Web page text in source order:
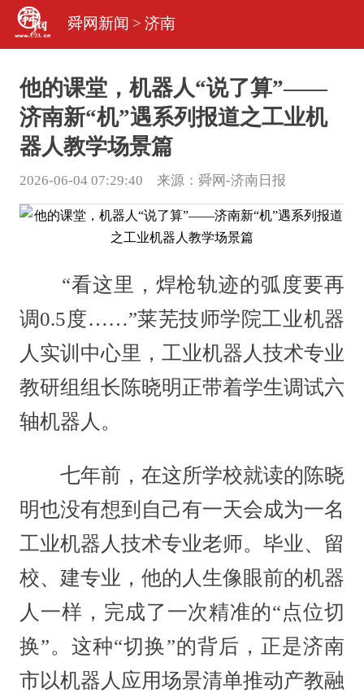
舜网新闻 > 济南
他的课堂，机器人“说了算”——
济南新“机”遇系列报道之工业机
器人教学场景篇
2026-06-04 07:29:40 来源： 舜网-济南日报
“看这里，焊枪轨迹的弧度要再
调0.5度……”莱芜技师学院工业机器
人实训中心里，工业机器人技术专业
教研组组长陈晓明正带着学生调试六
轴机器人。
七年前，在这所学校就读的陈晓
明也没有想到自己有一天会成为一名
工业机器人技术专业老师。毕业、留
校、建专业，他的人生像眼前的机器
人一样，完成了一次精准的“点位切
换”。这种“切换”的背后，正是济南
市以机器人应用场景清单推动产教融